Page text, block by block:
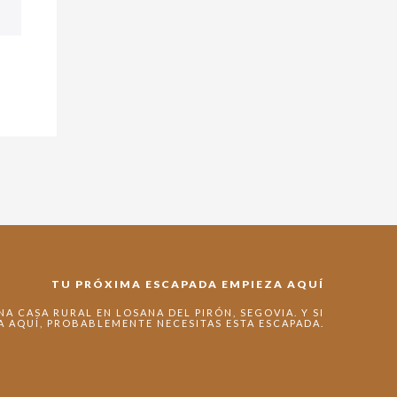
TU PRÓXIMA ESCAPADA EMPIEZA AQUÍ
CASA RURAL EN LOSANA DEL PIRÓN, SEGOVIA. Y SI
AQUÍ, PROBABLEMENTE NECESITAS ESTA ESCAPADA.